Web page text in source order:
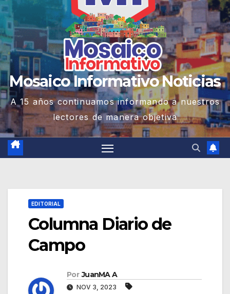
Mosaico Informativo Noticias
A 15 años continuamos informando a nuestros
lectores de manera objetiva
EDITORIAL
Columna Diario de
Campo
Por JuanMA A
NOV 3, 2023